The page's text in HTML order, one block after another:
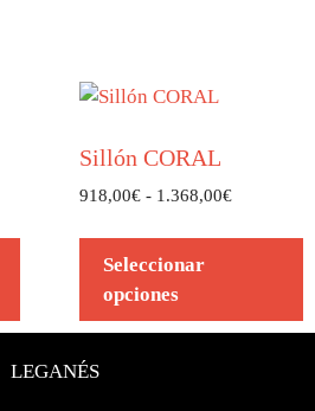
Sillón CORAL
918,00€ - 1.368,00€
Seleccionar
opciones
LEGANÉS